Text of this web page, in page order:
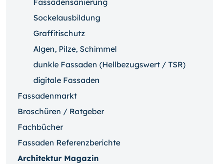
Fassadensanierung
Sockelausbildung
Graffitischutz
Algen, Pilze, Schimmel
dunkle Fassaden (Hellbezugswert / TSR)
digitale Fassaden
Fassadenmarkt
Broschüren / Ratgeber
Fachbücher
Fassaden Referenzberichte
Architektur Magazin